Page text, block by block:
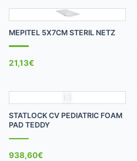
MEPITEL 5X7CM STERIL NETZ
21,13€
STATLOCK CV PEDIATRIC FOAM
PAD TEDDY
938,60€